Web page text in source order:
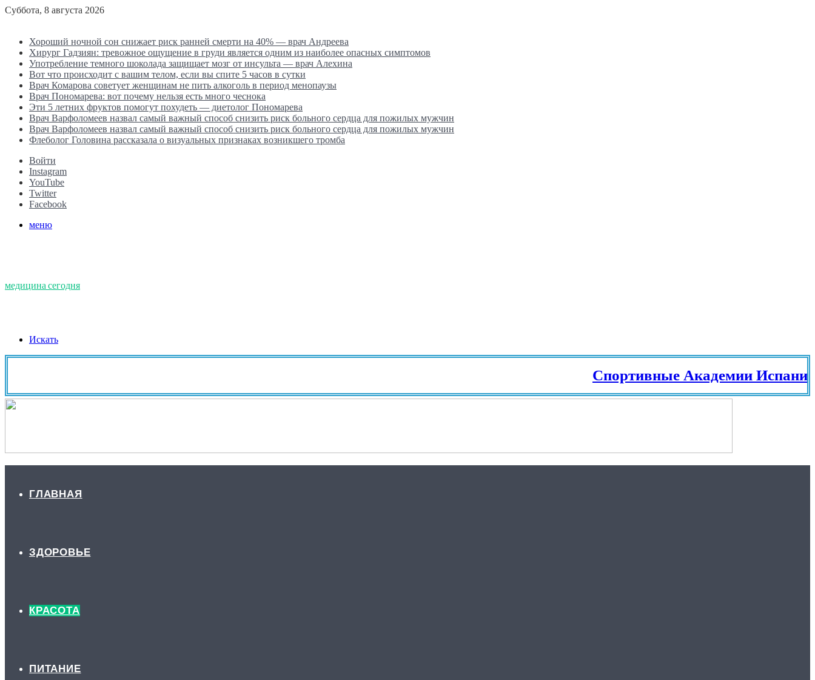
Суббота, 8 августа 2026
Хороший ночной сон снижает риск ранней смерти на 40% — врач Андреева
Хирург Гадзиян: тревожное ощущение в груди является одним из наиболее опасных симптомов
Употребление темного шоколада защищает мозг от инсульта — врач Алехина
Вот что происходит с вашим телом, если вы спите 5 часов в сутки
Врач Комарова советует женщинам не пить алкоголь в период менопаузы
Врач Пономарева: вот почему нельзя есть много чеснока
Эти 5 летних фруктов помогут похудеть — диетолог Пономарева
Врач Варфоломеев назвал самый важный способ снизить риск больного сердца для пожилых мужчин
Врач Варфоломеев назвал самый важный способ снизить риск больного сердца для пожилых мужчин
Флеболог Головина рассказала о визуальных признаках возникшего тромба
Войти
Instagram
YouTube
Twitter
Facebook
меню
медицина сегодня
Искать
Спортивные Академии Испании.
ГЛАВНАЯ
ЗДОРОВЬЕ
КРАСОТА
ПИТАНИЕ